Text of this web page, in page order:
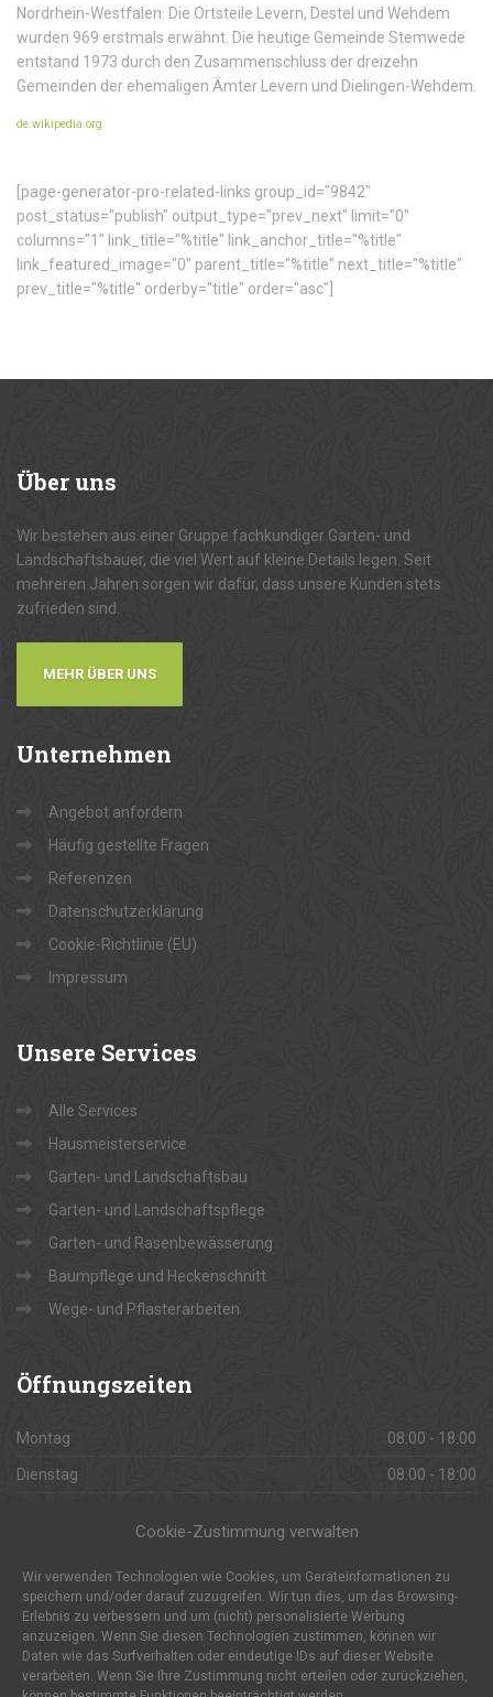
Cookie-Zustimmung verwalten
Wir verwenden Technologien wie Cookies, um Geräteinformationen zu
speichern und/oder darauf zuzugreifen. Wir tun dies, um das Browsing-
Erlebnis zu verbessern und um (nicht) personalisierte Werbung
anzuzeigen. Wenn Sie diesen Technologien zustimmen, können wir
Daten wie das Surfverhalten oder eindeutige IDs auf dieser Website
verarbeiten. Wenn Sie Ihre Zustimmung nicht erteilen oder zurückziehen,
Nordrhein-Westfalen. Die Ortsteile Levern, Destel und Wehdem
wurden 969 erstmals erwähnt. Die heutige Gemeinde Stemwede
entstand 1973 durch den Zusammenschluss der dreizehn
Gemeinden der ehemaligen Ämter Levern und Dielingen-Wehdem.
de.wikipedia.org
[page-generator-pro-related-links group_id="9842"
post_status="publish" output_type="prev_next" limit="0"
columns="1" link_title="%title" link_anchor_title="%title"
link_featured_image="0" parent_title="%title" next_title="%title"
prev_title="%title" orderby="title" order="asc"]
Überuns
Wir bestehen aus einer Gruppe fachkundiger Garten- und
Landschaftsbauer, die viel Wert auf kleine Details legen. Seit
mehreren Jahren sorgen wir dafür, dass unsere Kunden stets
zufrieden sind.
MEHR ÜBER UNS
Unternehmen
Angebot anfordern
Häufig gestellte Fragen
Referenzen
Datenschutzerklärung
Cookie-Richtlinie (EU)
Impressum
Unsere Services
Alle Services
Hausmeisterservice
Garten- und Landschaftsbau
Garten- und Landschaftspflege
Garten- und Rasenbewässerung
Baumpflege und Heckenschnitt
Wege- und Pflasterarbeiten
Öffnungszeiten
Montag 08:00 - 18:00
Dienstag 08:00 - 18:00
Freitag 08:00 - 18:00
Samstag 08:00 - 18:00
Sonntag Geschlossen